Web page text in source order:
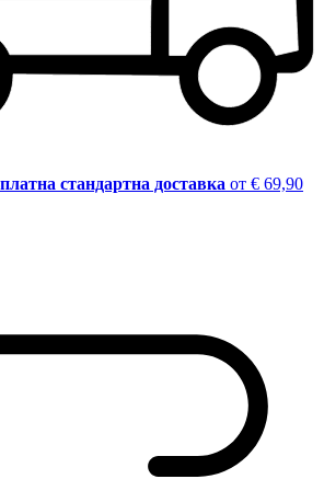
стандартна доставка от € 69,90